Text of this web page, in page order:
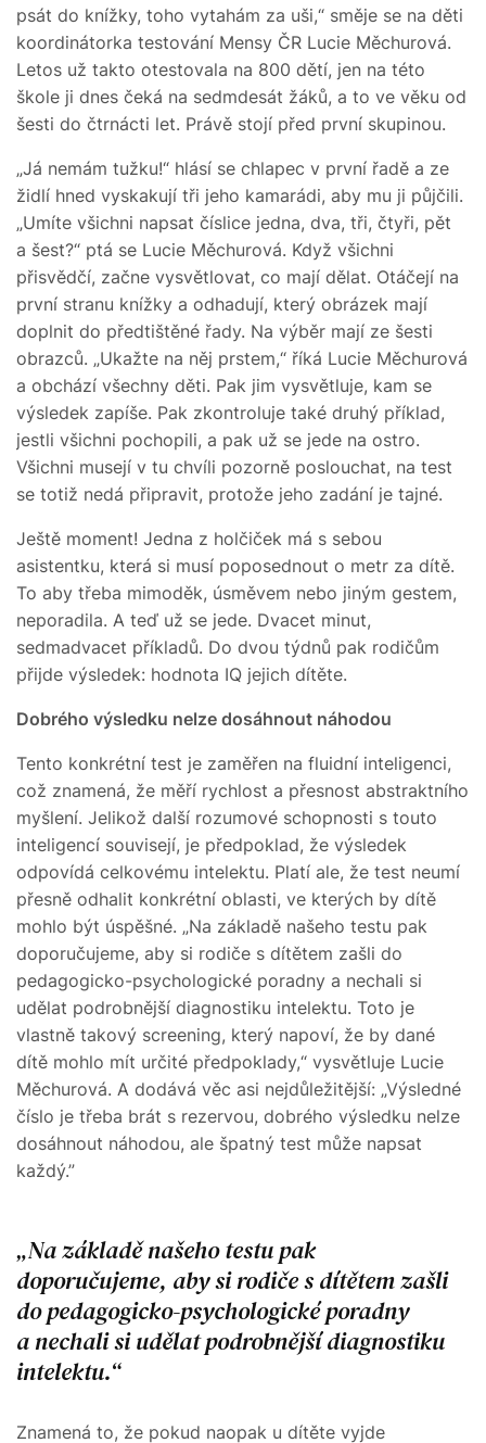
psát do knížky, toho vytahám za uši,“ směje se na děti
koordinátorka testování Mensy ČR Lucie Měchurová.
Letos už takto otestovala na 800 dětí, jen na této
škole ji dnes čeká na sedmdesát žáků, a to ve věku od
šesti do čtrnácti let. Právě stojí před první skupinou.
„Já nemám tužku!“ hlásí se chlapec v první řadě a ze
židlí hned vyskakují tři jeho kamarádi, aby mu ji půjčili.
„Umíte všichni napsat číslice jedna, dva, tři, čtyři, pět
a šest?“ ptá se Lucie Měchurová. Když všichni
přisvědčí, začne vysvětlovat, co mají dělat. Otáčejí na
první stranu knížky a odhadují, který obrázek mají
doplnit do předtištěné řady. Na výběr mají ze šesti
obrazců. „Ukažte na něj prstem,“ říká Lucie Měchurová
a obchází všechny děti. Pak jim vysvětluje, kam se
výsledek zapíše. Pak zkontroluje také druhý příklad,
jestli všichni pochopili, a pak už se jede na ostro.
Všichni musejí v tu chvíli pozorně poslouchat, na test
se totiž nedá připravit, protože jeho zadání je tajné.
Ještě moment! Jedna z holčiček má s sebou
asistentku, která si musí poposednout o metr za dítě.
To aby třeba mimoděk, úsměvem nebo jiným gestem,
neporadila. A teď už se jede. Dvacet minut,
sedmadvacet příkladů. Do dvou týdnů pak rodičům
přijde výsledek: hodnota IQ jejich dítěte.
Dobrého výsledku nelze dosáhnout náhodou
Tento konkrétní test je zaměřen na fluidní inteligenci,
což znamená, že měří rychlost a přesnost abstraktního
myšlení. Jelikož další rozumové schopnosti s touto
inteligencí souvisejí, je předpoklad, že výsledek
odpovídá celkovému intelektu. Platí ale, že test neumí
přesně odhalit konkrétní oblasti, ve kterých by dítě
mohlo být úspěšné. „Na základě našeho testu pak
doporučujeme, aby si rodiče s dítětem zašli do
pedagogicko-psychologické poradny a nechali si
udělat podrobnější diagnostiku intelektu. Toto je
vlastně takový screening, který napoví, že by dané
dítě mohlo mít určité předpoklady,“ vysvětluje Lucie
Měchurová. A dodává věc asi nejdůležitější: „Výsledné
číslo je třeba brát s rezervou, dobrého výsledku nelze
dosáhnout náhodou, ale špatný test může napsat
každý.”
Na základě našeho testu pak
doporučujeme, aby si rodiče s dítětem zašli
do pedagogicko-psychologické poradny
a nechali si udělat podrobnější diagnostiku
intelektu.
Znamená to, že pokud naopak u dítěte vyjde